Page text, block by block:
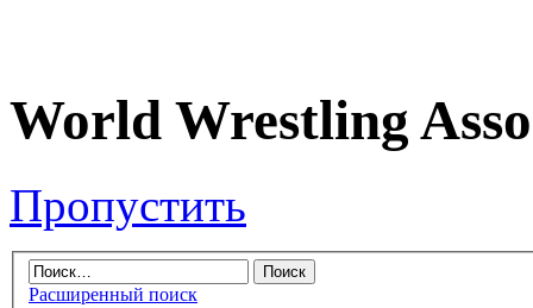
World Wrestling
Пропустить
Расширенный поиск